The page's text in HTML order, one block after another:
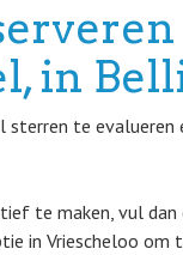
in
te
te maken, vul
in Vriescheloo